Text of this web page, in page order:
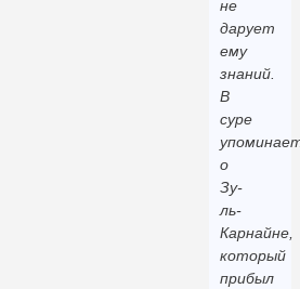
не
дарует
ему
знаний.
В
суре
о
Зу-
ль-
Карнайне,
который
прибыл